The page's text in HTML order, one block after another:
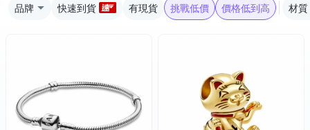
品牌 快速到貨 有現貨 挑戰低價 價格低到高 材質